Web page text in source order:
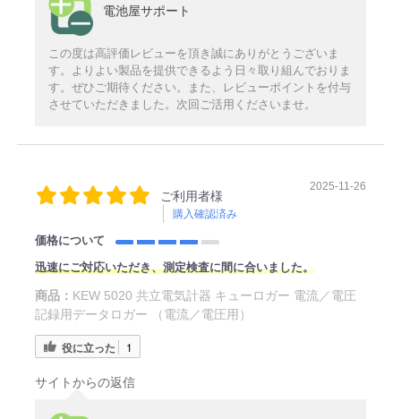
電池屋サポート
この度は高評価レビューを頂き誠にありがとうございま
す。よりよい製品を提供できるよう日々取り組んでおりま
す。ぜひご期待ください。また、レビューポイントを付与
させていただきました。次回ご活用くださいませ。
ご利用者様
購入確認済み
2025-11-26
価格について
迅速にご対応いただき、測定検査に間に合いました。
商品： KEW 5020 共立電気計器 キューロガー 電流／電圧
記録用データロガー （電流／電圧用）
役に立った 1
サイトからの返信